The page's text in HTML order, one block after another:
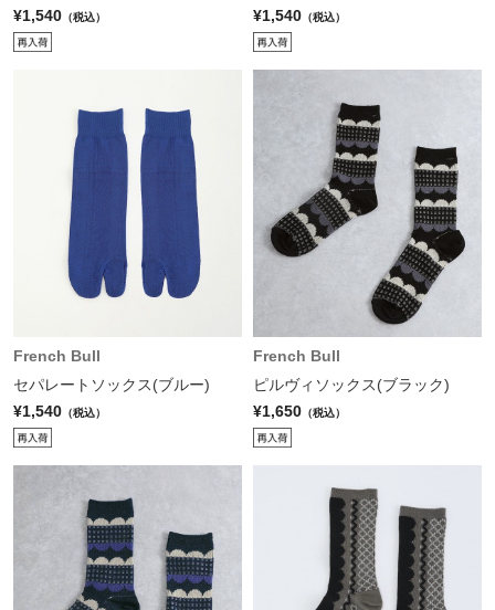
¥1,540 （税込）
¥1,540 （税込）
French Bull
セパレートソックス(ブルー)
¥1,540 （税込）
French Bull
ピルヴィソックス(ブラック)
¥1,650 （税込）